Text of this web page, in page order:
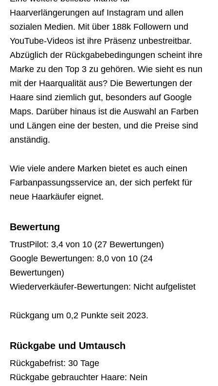
Haarverlängerungen auf Instagram und allen
sozialen Medien. Mit über 188k Followern und
YouTube-Videos ist ihre Präsenz unbestreitbar.
Abzüglich der Rückgabebedingungen scheint ihre
Marke zu den Top 3 zu gehören. Wie sieht es nun
mit der Haarqualität aus? Die Bewertungen der
Haare sind ziemlich gut, besonders auf Google
Maps. Darüber hinaus ist die Auswahl an Farben
und Längen eine der besten, und die Preise sind
anständig.
Wie viele andere Marken bietet es auch einen
Farbanpassungsservice an, der sich perfekt für
neue Haarkäufer eignet.
Bewertung
TrustPilot: 3,4 von 10 (27 Bewertungen)
Google Bewertungen: 8,0 von 10 (24
Bewertungen)
Wiederverkäufer-Bewertungen: Nicht aufgelistet
Rückgang um 0,2 Punkte seit 2023.
Rückgabe und Umtausch
Rückgabefrist: 30 Tage
Rückgabe gebrauchter Haare: Nein